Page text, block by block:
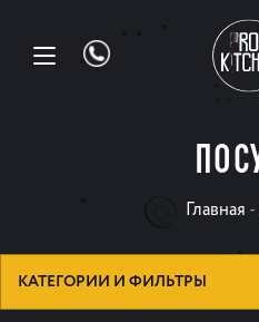
Главная -
КАТЕГОРИИ И ФИЛЬТРЫ